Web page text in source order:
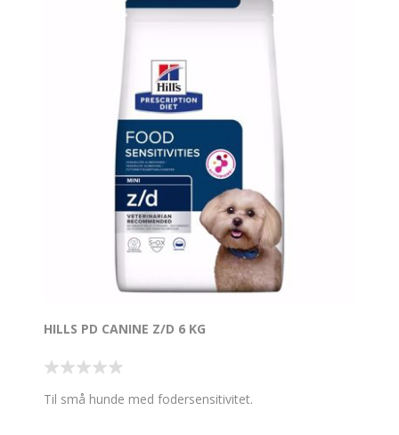
HILLS PD CANINE Z/D 6 KG
Til små hunde med fodersensitivitet.